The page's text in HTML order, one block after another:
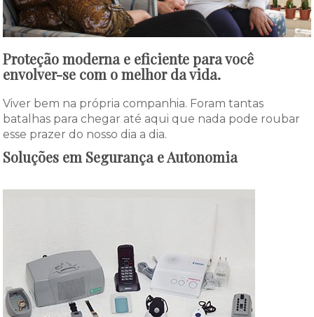
Proteção moderna e eficiente para você
envolver-se com o melhor da vida.
Viver bem na própria companhia. Foram tantas
batalhas para chegar até aqui que nada pode roubar
esse prazer do nosso dia a dia.
Soluções em Segurança e Autonomia